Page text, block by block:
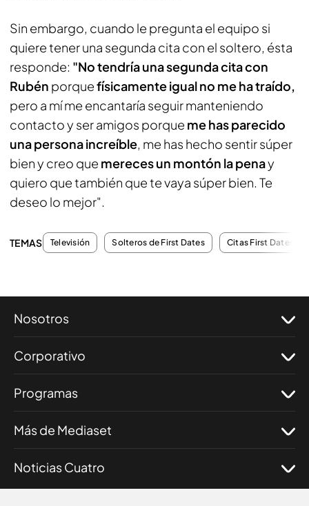
Sin embargo, cuando le pregunta el equipo si
quiere tener una segunda cita con el soltero, ésta
responde: "No tendría una segunda cita con
Rubén porquefísicamente igual no me ha traído,
pero a mí me encantaría seguir manteniendo
contacto y ser amigos porque me has parecido
una persona increíble, me has hecho sentir súper
bien y creo que mereces un montón la penay
quiero que también que te vaya súper bien. Te
deseo lo mejor".
TEMAS Televisión Solteros de First Dates Citas First Dates
Nosotros
Corporativo
Programas
Más de Mediaset
Noticias Cuatro